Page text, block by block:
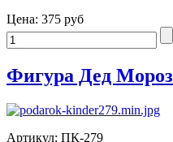
Цена: 375 руб
Фигура Дед Мороз
Артикул: ПК-279